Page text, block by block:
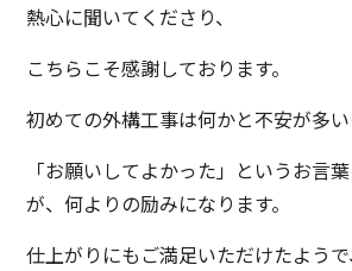
熱心に聞いてくださり、
こちらこそ感謝しております。
初めての外構工事は何かと不安が多い
「お願いしてよかった」というお言
が、何よりの励みになります。
仕上がりにもご満足いただけたよう